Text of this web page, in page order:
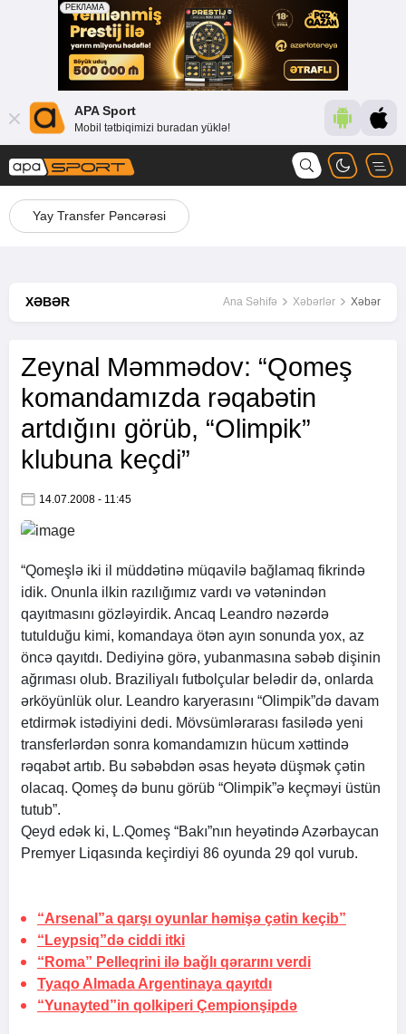
APA Sport
Mobil tətbiqimizi buradan yüklə!
Yay Transfer Pəncərəsi
XƏBƏR Ana Səhifə Xəbərlər Xəbər
Zeynal Məmmədov: “Qomeş
komandamızda rəqabətin
artdığını görüb, “Olimpik”
klubuna keçdi”
14.07.2008 - 11:45
“Qomeşlə iki il müddətinə müqavilə bağlamaq fikrində
idik. Onunla ilkin razılığımız vardı və vətənindən
qayıtmasını gözləyirdik. Ancaq Leandro nəzərdə
tutulduğu kimi, komandaya ötən ayın sonunda yox, az
öncə qayıtdı. Dediyinə görə, yubanmasına səbəb dişinin
ağrıması olub. Braziliyalı futbolçular belədir də, onlarda
ərköyünlük olur. Leandro karyerasını “Olimpik”də davam
etdirmək istədiyini dedi. Mövsümlərarası fasilədə yeni
transferlərdən sonra komandamızın hücum xəttində
rəqabət artıb. Bu səbəbdən əsas heyətə düşmək çətin
olacaq. Qomeş də bunu görüb “Olimpik”ə keçməyi üstün
tutub”.
Qeyd edək ki, L.Qomeş “Bakı”nın heyətində Azərbaycan
Premyer Liqasında keçirdiyi 86 oyunda 29 qol vurub.
“Arsenal”a qarşı oyunlar həmişə çətin keçib”
“Leypsiq”də ciddi itki
“Roma” Pelleqrini ilə bağlı qərarını verdi
Tyaqo Almada Argentinaya qayıtdı
“Yunayted”in qolkiperi Çempionşipdə